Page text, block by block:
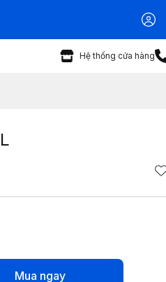
Hệ thống cửa hàng
Mua ngay